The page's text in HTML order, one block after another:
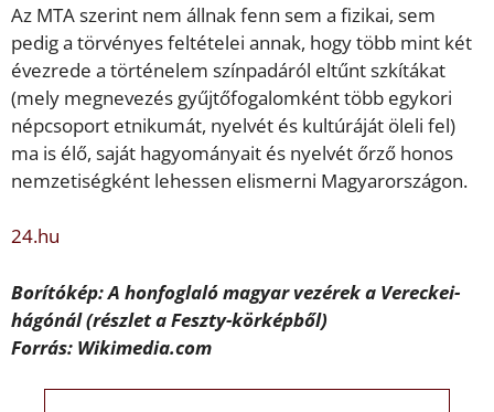
Az MTA szerint nem állnak fenn sem a fizikai, sem
pedig a törvényes feltételei annak, hogy több mint két
évezrede a történelem színpadáról eltűnt szkítákat
(mely megnevezés gyűjtőfogalomként több egykori
népcsoport etnikumát, nyelvét és kultúráját öleli fel)
ma is élő, saját hagyományait és nyelvét őrző honos
nemzetiségként lehessen elismerni Magyarországon.
24.hu
Borítókép: A honfoglaló magyar vezérek a Vereckei-
hágónál (részlet a Feszty-körképből)
Forrás: Wikimedia.com